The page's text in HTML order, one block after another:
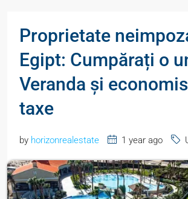
Proprietate
Egipt: Cumpărați o
Veranda și
taxe
by horizonrealestate 1 year ago